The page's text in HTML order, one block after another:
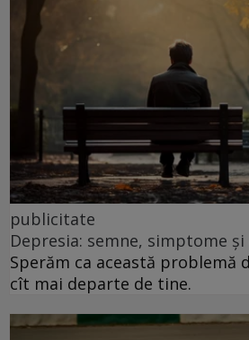
publicitate
Depresia: semne, simptome și
Sperăm ca această problemă
cît mai departe de tine.